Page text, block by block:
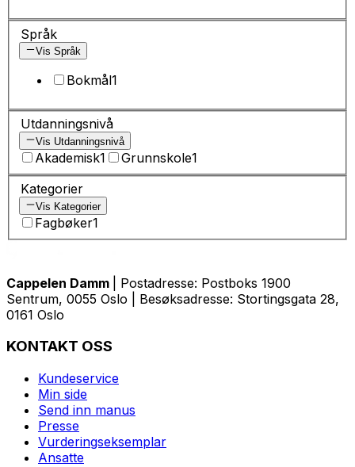
Språk
Vis Språk
Bokmål1
Utdanningsnivå
Vis Utdanningsnivå
Akademisk1 Grunnskole1
Kategorier
Vis Kategorier
Fagbøker1
Cappelen Damm
| Postadresse: Postboks 1900
Sentrum, 0055 Oslo | Besøksadresse: Stortingsgata 28,
0161 Oslo
KONTAKT OSS
Kundeservice
Min side
Send inn manus
Presse
Vurderingseksemplar
Ansatte